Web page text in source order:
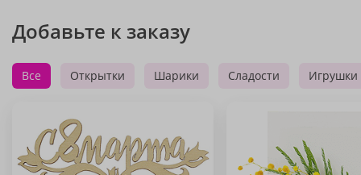
Добавьте к заказу
Все Открытки Шарики Сладости Игрушки